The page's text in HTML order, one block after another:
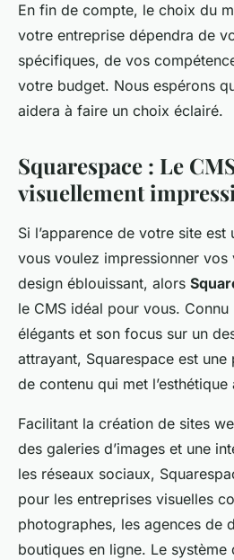
En fin de compte, le choix du
votre entreprise dépendra de
spécifiques, de vos
votre budget. Nous espérons
aidera à faire un choix éclairé.
Squarespace : Le
visuellement
Si l’apparence de votre site
vous voulez impressionner vos
design éblouissant, alors
le CMS idéal pour vous.
élégants et son focus sur un
attrayant, Squarespace est
de contenu qui met
Facilitant la création de sites
des galeries d’images et une
les réseaux sociaux,
pour les entreprises visuelles
photographes, les agences de
boutiques en ligne. Le